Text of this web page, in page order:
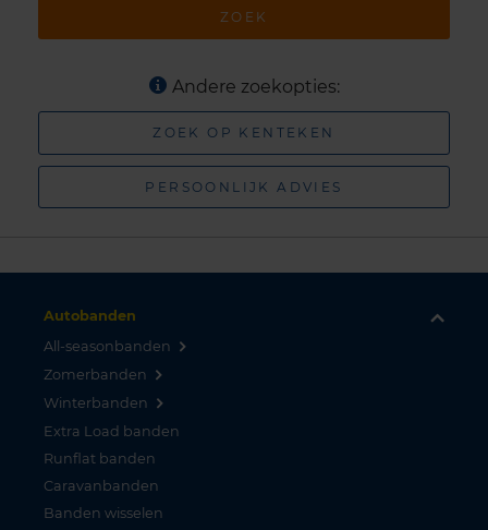
ZOEK
Andere zoekopties:
ZOEK OP KENTEKEN
PERSOONLIJK ADVIES
Autobanden
All-seasonbanden
Zomerbanden
Winterbanden
Extra Load banden
Runflat banden
Caravanbanden
Banden wisselen